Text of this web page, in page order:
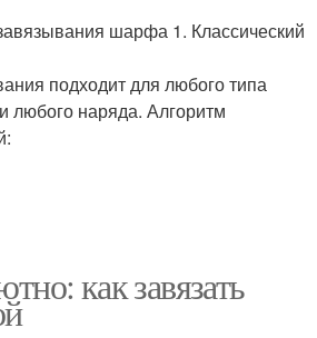
шарфа 1. Классический
подходит для любого типа
любого наряда. Алгоритм
как завязать